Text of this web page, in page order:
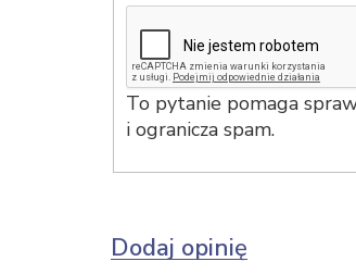
To pytanie pomaga
i ogranicza spam.
Dodaj opinię